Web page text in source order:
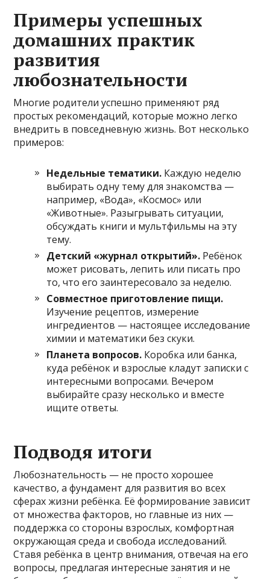
Примеры успешных
домашних практик
развития
любознательности
Многие родители успешно применяют ряд
простых рекомендаций, которые можно легко
внедрить в повседневную жизнь. Вот несколько
примеров:
Недельные тематики. Каждую неделю
выбирать одну тему для знакомства —
например, «Вода», «Космос» или
«Животные». Разыгрывать ситуации,
обсуждать книги и мультфильмы на эту
тему.
Детский «журнал открытий». Ребёнок
может рисовать, лепить или писать про
то, что его заинтересовало за неделю.
Совместное приготовление пищи.
Изучение рецептов, измерение
ингредиентов — настоящее исследование
химии и математики без скуки.
Планета вопросов. Коробка или банка,
куда ребёнок и взрослые кладут записки с
интересными вопросами. Вечером
выбирайте сразу несколько и вместе
ищите ответы.
Подводя итоги
Любознательность — не просто хорошее
качество, а фундамент для развития во всех
сферах жизни ребёнка. Её формирование зависит
от множества факторов, но главные из них —
поддержка со стороны взрослых, комфортная
окружающая среда и свобода исследований.
Ставя ребёнка в центр внимания, отвечая на его
вопросы, предлагая интересные занятия и не